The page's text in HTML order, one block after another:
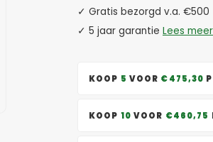
✓ Gratis bezorgd v.a. €500
✓ 5 jaar garantie Lees meer
KOOP 5 VOOR €475,30
KOOP 10 VOOR €460,75